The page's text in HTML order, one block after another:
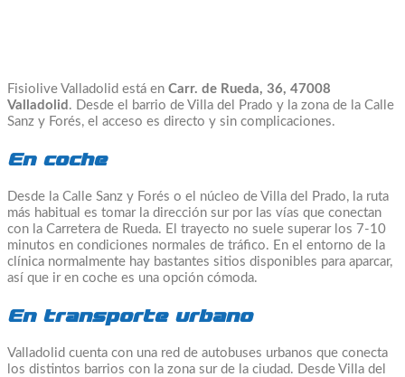
Fisiolive Valladolid está en Carr. de Rueda, 36, 47008
Valladolid . Desde el barrio de Villa del Prado y la zona de la Calle
Sanz y Forés, el acceso es directo y sin complicaciones.
En coche
Desde la Calle Sanz y Forés o el núcleo de Villa del Prado, la ruta
más habitual es tomar la dirección sur por las vías que conectan
con la Carretera de Rueda. El trayecto no suele superar los 7-10
minutos en condiciones normales de tráfico. En el entorno de la
clínica normalmente hay bastantes sitios disponibles para aparcar,
así que ir en coche es una opción cómoda.
En transporte urbano
Valladolid cuenta con una red de autobuses urbanos que conecta
los distintos barrios con la zona sur de la ciudad. Desde Villa del